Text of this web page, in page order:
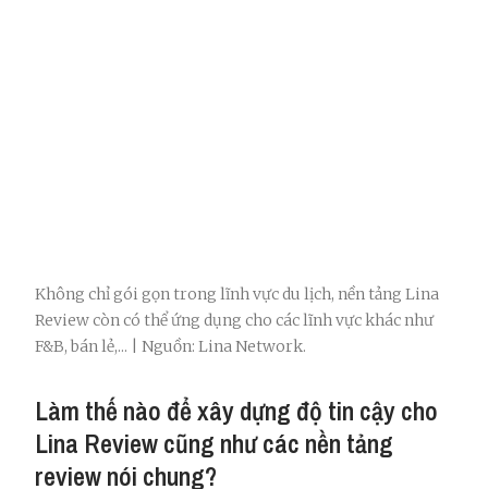
Không chỉ gói gọn trong lĩnh vực du lịch, nền tảng Lina
Review còn có thể ứng dụng cho các lĩnh vực khác như
F&B, bán lẻ,... | Nguồn: Lina Network.
Làm thế nào để xây dựng độ tin cậy cho
Lina Review cũng như các nền tảng
review nói chung?